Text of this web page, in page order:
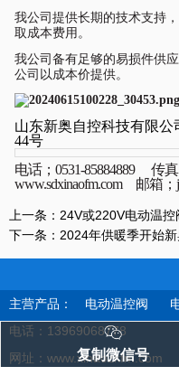
我公司提供长期的技术支持
取成本费用。
我公司备有足够的易损件供
公司以成本价提供。
山东新奥自控科技有限公
44号
电话； 0531-85884889 传真
www.sdxinaofm.com 邮箱；
上一条： 24V或220V电动温
下一条： 2024年供暖季开始
主营产品： 电动温控阀
电话：13969068778
网址：www.xinaozkfm.com
复制微信号